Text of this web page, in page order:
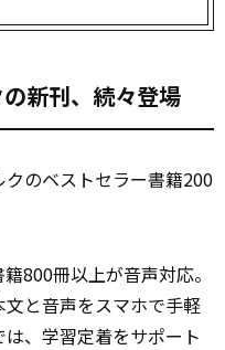
新刊、続々登場
クのベストセラー書籍200
800冊以上が音声対応。
文と音声をスマホで手軽
、学習定着をサポート